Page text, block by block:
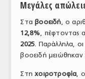
Profile
ΑΡΧΕΙΟ ΤΕΥΧΩΝ
ΣΥΝΕΔΡΙΟ ΚΡΕΑΤΟΣ
Μεγάλες
Σταβοοειδή, ο
12,8%, πέφτοντας
2025. Παράλληλα,
βοοειδή
Στηχοιροτροφία,